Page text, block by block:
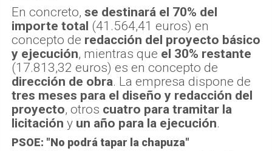
En concreto, se destinará el 70% del
importe total (41.564,41 euros) en
concepto de redacción del proyecto básico
y ejecución, mientras que el 30% restante
(17.813,32 euros) es en concepto de
dirección de obra. La empresa dispone de
tres meses para el diseño y redacción del
proyecto, otros cuatro para tramitar la
licitación y un año para la ejecución.
PSOE: "No podrá tapar la chapuza"